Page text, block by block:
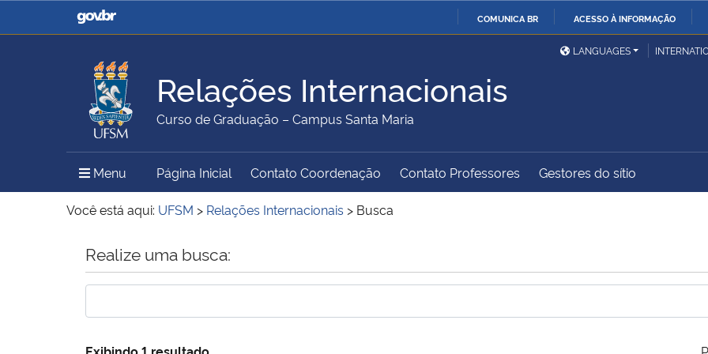
COMUNICA BR ACESSO À INFORMAÇÃO
Casa Civil
Ministério da Justiça e
Ministério da Defesa
Ministério das Relações
Exteriores
Ministério da Agricultura,
Pecuária e Abastecimento
Ministério da Educação Ministério da Cidadania
Ministério do Meio Ambiente Ministério do Turismo
Ministério do
Controladoria-Geral da
LANGUAGES
Relações Internacionais
Curso de Graduação – Campus Santa Maria
Menu Menu Principal do Sítio
Página Inicial Contato Coordenação Contato Professores Gestores do sítio
Você está aqui: UFSM > Relações Internacionais > Busca
Início do conteúdo
Realize uma busca:
Exibindo 1 resultado